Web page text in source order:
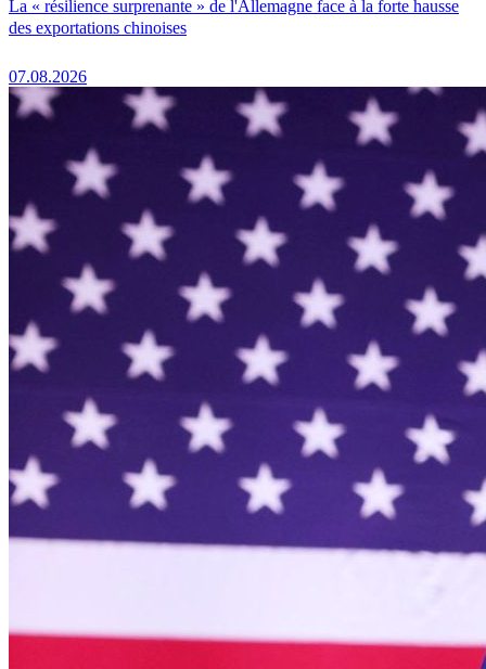
La « résilience surprenante » de l'Allemagne face à la forte hausse
des exportations chinoises
07.08.2026